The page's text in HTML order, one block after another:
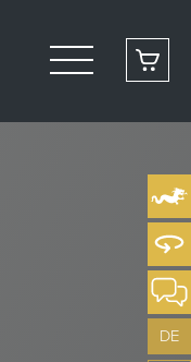
DE